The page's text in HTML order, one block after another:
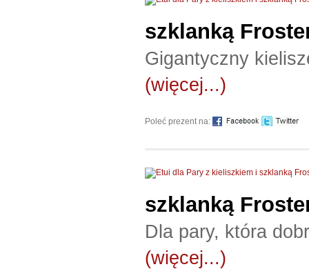
szklanką
Gigantyczny
(więcej...)
Poleć prezent na:
szklanką
Dla pary, która
(więcej...)